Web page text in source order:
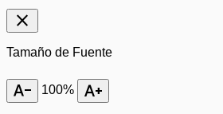
close
Tamaño de Fuente
text_decrease 100% text_increase